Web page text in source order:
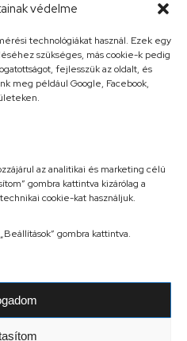
védelme
technológiákat használ. Ezek egy
szükséges, más cookie-k pedig
fejlesszük az oldalt, és
meg például Google, Facebook,
az analitikai és marketing célú
gombra kattintva kizárólag a
cookie-kat használjuk.
gombra kattintva.
8.
|Adatkezelési tájékoztató
Kft. | Designed byDOPA